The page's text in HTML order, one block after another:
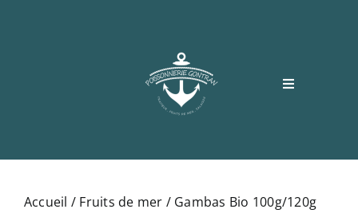
Toggle
Accueil
Accueil / Fruits de mer / Gambas Bio 100g/120g